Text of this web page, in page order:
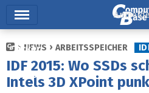
Ticker
Tests
NEWS ARBEITSSPEICHER
IDF 2015: Wo SSDs
Intels 3D XPoint